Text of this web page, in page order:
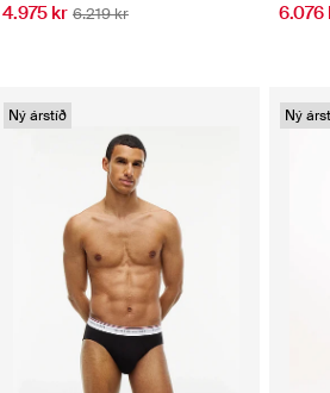
4.975 kr 6.219 kr 6.076
Ný árstíð Ný